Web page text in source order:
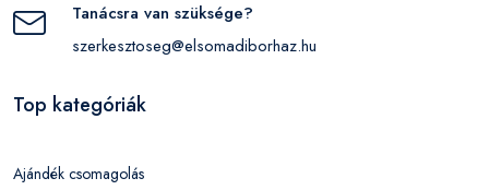
Tanácsra van szüksége?
szerkesztoseg@elsomadiborhaz.hu
Top kategóriák
Ajándék csomagolás